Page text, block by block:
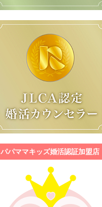
パパママキッズ婚活認証加盟店